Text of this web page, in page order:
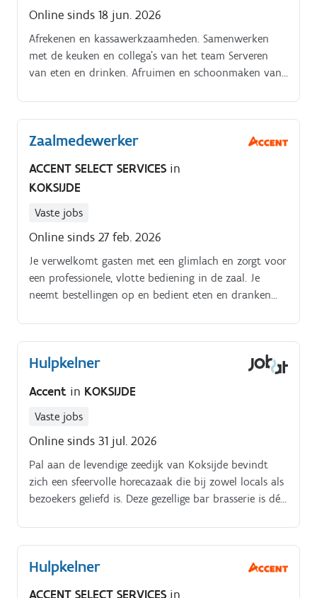
Online sinds 18 jun. 2026
Afrekenen en kassawerkzaamheden. Samenwerken
met de keuken en collega’s van het team Serveren
van eten en drinken. Afruimen en schoonmaken van
Zaalmedewerker
ACCENT SELECT SERVICES in
KOKSIJDE
Vaste jobs
Online sinds 27 feb. 2026
Je verwelkomt gasten met een glimlach en zorgt voor
een professionele, vlotte bediening in de zaal. Je
neemt bestellingen op en bedient eten en dranken
Hulpkelner
Accent in KOKSIJDE
Vaste jobs
Online sinds 31 jul. 2026
Pal aan de levendige zeedijk van Koksijde bevindt
zich een sfeervolle horecazaak die bij zowel locals als
bezoekers geliefd is. Deze gezellige bar brasserie is dé
ontspannen drankje, een lekker hapje of samen wil
genieten van sportwedstrijden op groot scherm.
Hulpkelner
ACCENT SELECT SERVICES in